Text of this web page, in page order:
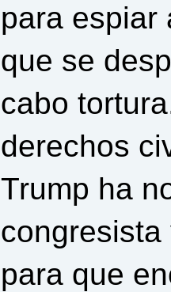
para espiar
que se
cabo
derechos
Trump ha
para que